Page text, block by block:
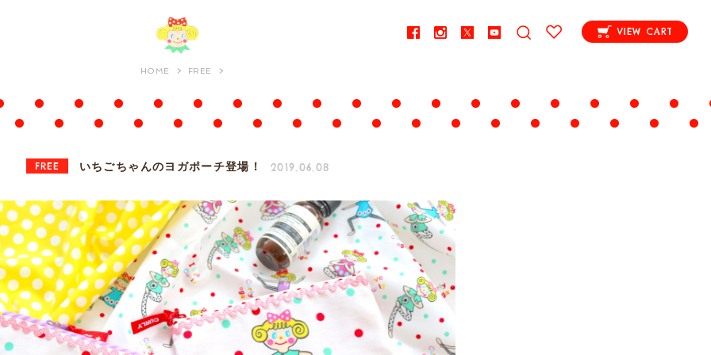
VIEW CART
HOME FREE
FREE いちごちゃんのヨガポーチ登場！ 2019.06.08